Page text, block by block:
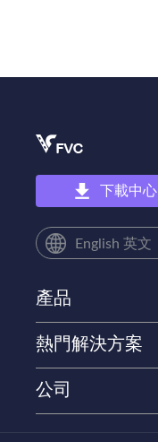
下載中心
English 英文
產品
熱門解決方案
公司